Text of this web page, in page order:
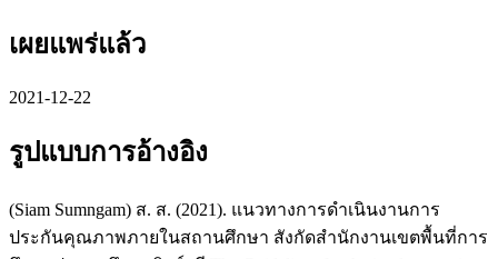
เผยแพร่แล้ว
2021-12-22
รูปแบบการอ้างอิง
(Siam Sumngam) ส. ส. (2021). แนวทางการดำเนินงานการ
ประกันคุณภาพภายในสถานศึกษา สังกัดสำนักงานเขตพื้นที่การ